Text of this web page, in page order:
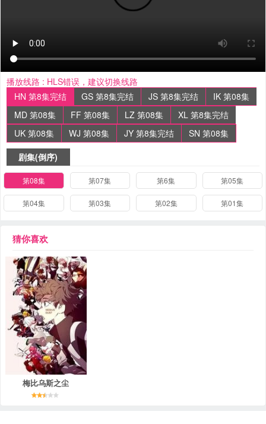
播放线路 : HLS错误，建议切换线路
HN 第8集完结
GS 第8集完结 JS 第8集完结
IK 第08集
MD 第08集
FF 第08集 LZ 第08集
XL 第8集完结
UK 第08集
WJ 第08集 JY 第8集完结
SN 第08集
剧集(倒序)
第08集 第07集 第6集 第05集
第04集 第03集 第02集 第01集
猜你喜欢
梅比乌斯之尘